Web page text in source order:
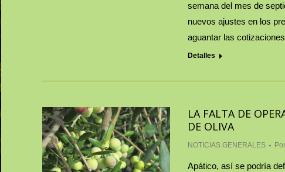
semana del mes de
nuevos ajustes en los
aguantar las
Detalles
LA FALTA DE
DE OLIVA
NOTICIAS GENERALES Por
Apático, así se podría